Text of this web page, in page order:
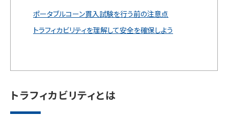
ポータブルコーン貫入試験を行う前の注意点
トラフィカビリティを理解して安全を確保しよう
トラフィカビリティとは